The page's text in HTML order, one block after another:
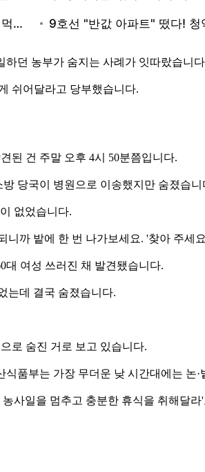
던 농부가 숨지는 사례가 잇따랐습니
쉬어달라고 당부했습니다.
된 건 주말 오후 4시 50분쯤입니다.
당국이 병원으로 이송했지만 숨졌습니
없었습니다.
니까 밭에 한 번 나가보세요. '찾아 주
대 여성 쓰러진 채 발견됐습니다.
는데 결국 숨졌습니다.
로 숨진 거로 보고 있습니다.
품부는 가장 무더운 낮 시간대에는 논
사일을 멈추고 충분한 휴식을 취해달라